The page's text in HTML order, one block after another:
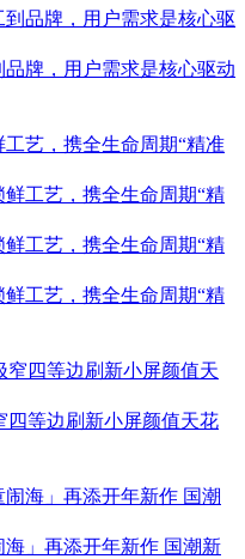
牌，用户需求是核心驱动
艺，携全生命周期“精准
四等边刷新小屏颜值天花
」再添开年新作 国潮新